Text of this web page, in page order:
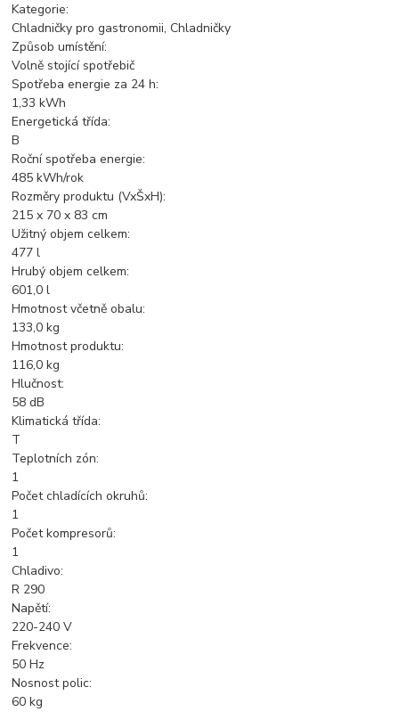
Kategorie:
Chladničky pro gastronomii, Chladničky
Způsob umístění:
Volně stojící spotřebič
Spotřeba energie za 24 h:
1,33 kWh
Energetická třída:
B
Roční spotřeba energie:
485 kWh/rok
Rozměry produktu (VxŠxH):
215 x 70 x 83 cm
Užitný objem celkem:
477 l
Hrubý objem celkem:
601,0 l
Hmotnost včetně obalu:
133,0 kg
Hmotnost produktu:
116,0 kg
Hlučnost:
58 dB
Klimatická třída:
T
Teplotních zón:
1
Počet chladících okruhů:
1
Počet kompresorů:
1
Chladivo:
R 290
Napětí:
220-240 V
Frekvence:
50 Hz
Nosnost polic:
60 kg